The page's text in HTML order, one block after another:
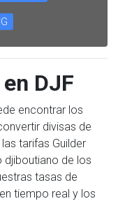
DJF
encontrar los
divisas de
tarifas Guilder
djiboutiano de los
tasas de
tiempo real y los